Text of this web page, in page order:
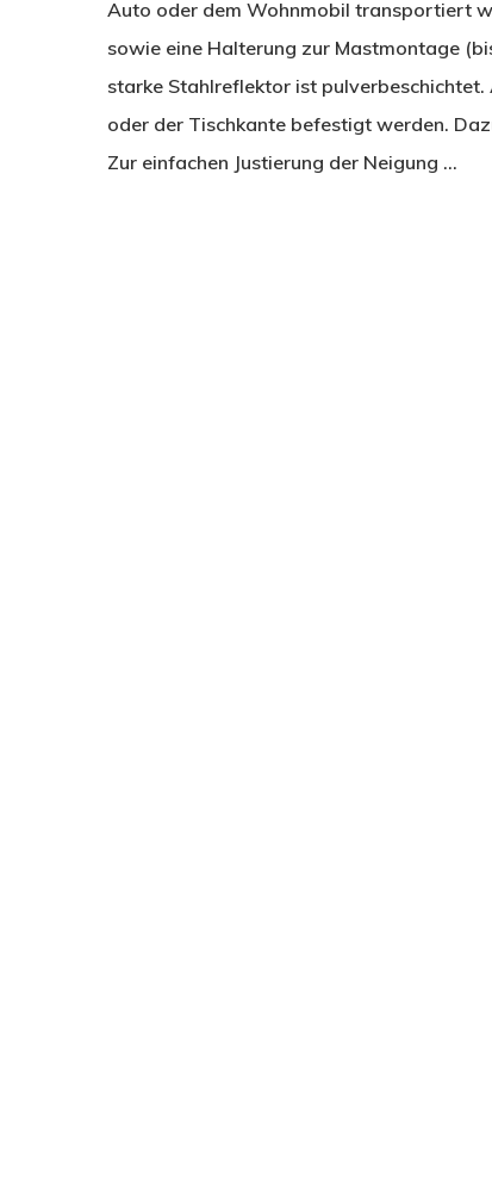
Auto oder dem Wohnmobil transportiert
sowie eine Halterung zur Mastmontage
starke Stahlreflektor ist
oder der Tischkante befestigt werden.
Zur einfachen Justierung der Neigung …